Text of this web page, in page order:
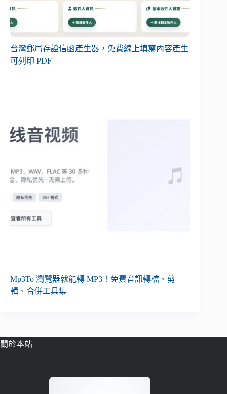
台灣郵局存證信函產生器，免費線上填寫內容產生
可列印 PDF
Mp3To 瀏覽器就能轉 MP3！免費音訊轉檔、剪
輯、合併工具集
關於本站